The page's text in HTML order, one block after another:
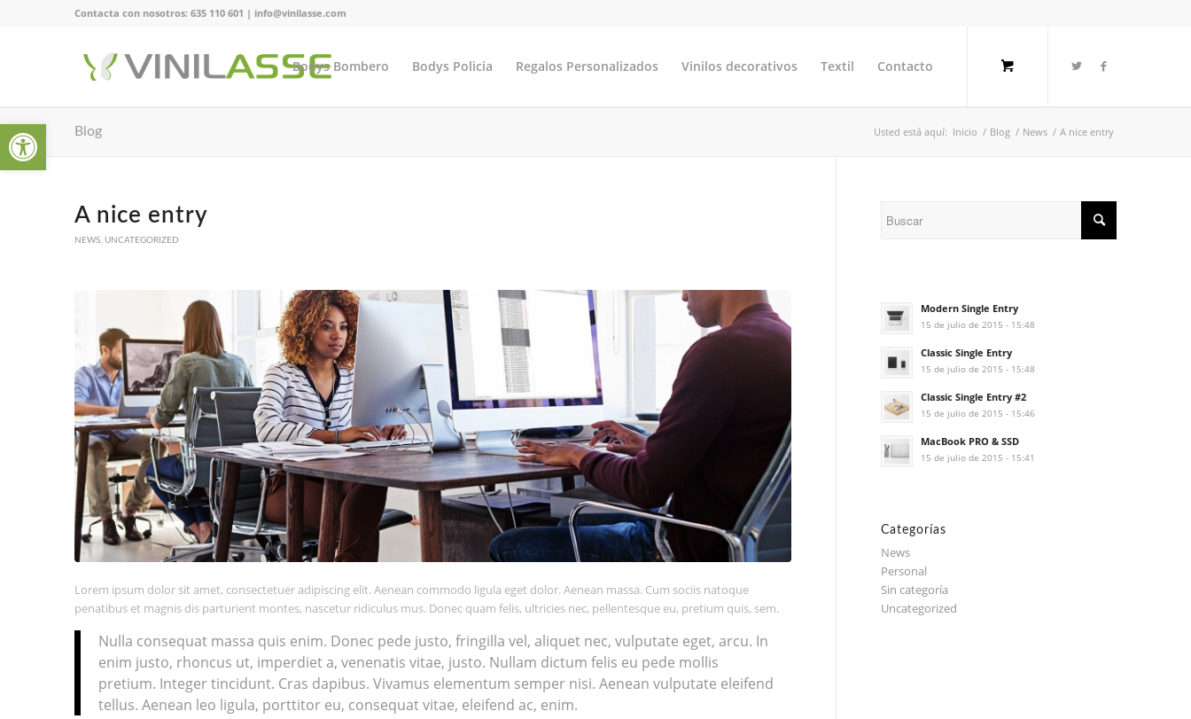
Contacta con nosotros: 635 110 601 | info@vinilasse.com
Bodys Bombero Bodys Policia Regalos Personalizados Vinilos decorativos Textil Contacto
Blog Usted está aquí: Inicio / Blog / News / A nice entry
A nice entry
NEWS, UNCATEGORIZED
Lorem ipsum dolor sit amet, consectetuer adipiscing elit. Aenean commodo ligula eget dolor. Aenean massa. Cum sociis natoque
penatibus et magnis dis parturient montes, nascetur ridiculus mus. Donec quam felis, ultricies nec, pellentesque eu, pretium quis, sem.
Nulla consequat massa quis enim. Donec pede justo, fringilla vel, aliquet nec, vulputate eget, arcu. In
enim justo, rhoncus ut, imperdiet a, venenatis vitae, justo. Nullam dictum felis eu pede mollis
pretium. Integer tincidunt. Cras dapibus. Vivamus elementum semper nisi. Aenean vulputate eleifend
tellus. Aenean leo ligula, porttitor eu, consequat vitae, eleifend ac, enim.
Modern Single Entry
15 de julio de 2015 - 15:48
Classic Single Entry
15 de julio de 2015 - 15:48
Classic Single Entry #2
15 de julio de 2015 - 15:46
MacBook PRO & SSD
15 de julio de 2015 - 15:41
Categorías
News
Personal
Sin categoría
Uncategorized
Abrir barra de herramientas